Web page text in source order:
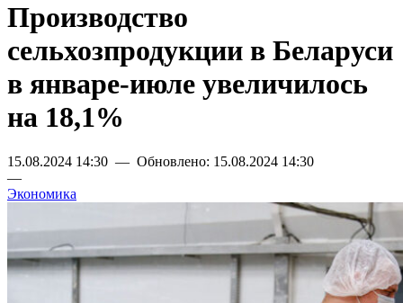
Производство
сельхозпродукции в Беларуси
в январе-июле увеличилось
на 18,1%
15.08.2024 14:30 — Обновлено: 15.08.2024 14:30
—
Экономика